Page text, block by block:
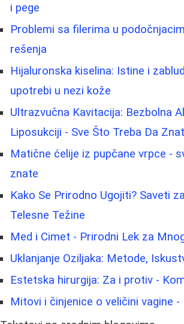
i pege
Problemi sa filerima u
rešenja
Hijaluronska kiselina: Istine i
upotrebi u nezi kože
Ultrazvučna Kavitacija: Bezbolna
Liposukciji - Sve Što Treba Da
Matične ćelije iz pupčane vrpce -
znate
Kako Se Prirodno Ugojiti? Saveti
Telesne Težine
Med i Cimet - Prirodni Lek za
Uklanjanje Oziljaka: Metode,
Estetska hirurgija: Za i protiv -
Mitovi i činjenice o veličini vagine